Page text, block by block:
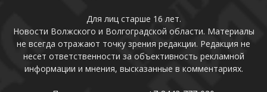
Для лиц старше 16 лет.
Новости Волжского и Волгоградской области. Материалы
не всегда отражают точку зрения редакции. Редакция не
несет ответственности за объективность рекламной
информации и мнения, высказанные в комментариях.